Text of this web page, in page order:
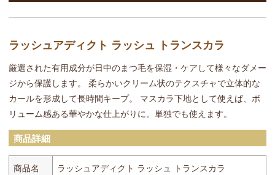
ラッシュアディクト ラッシュ トランスカラ
厳選された有用成分が日中のまつ毛を保湿・ケアして様々なダメー
ジから保護します。 柔らかいクリーム状のテクスチャで立体的な
カールを形成して長時間キープ。 マスカラ下地として使えば、ボ
リューム感ある華やかな仕上がりに。単独でも使えます。
商品詳細
商品名 ラッシュアディクト ラッシュ トランスカラ